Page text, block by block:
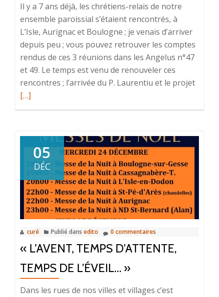
Il y a 7 ans déjà, les chrétiens-relais de notre
ensemble paroissial s’étaient rencontrés, à
L’Isle, Aurignac et Boulogne ; je venais d’arriver
depuis peu ; vous pouvez retrouver les comptes
rendus de ces 3 réunions dans les Angelus n°47
et 49. Le temps est venu de renouveler ces
rencontres ; l’arrivée du P. Laurentiu et le projet
QU’ILS
LA
[…]
05
DÉC
curé Publié dans edito 0 commentaires
« L’AVENT, TEMPS D’ATTENTE,
TEMPS DE L’ÉVEIL… »
Dans les rues de nos villes et villages c’est